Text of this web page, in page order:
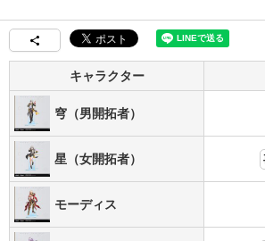
キャラクター
穹（男開拓者）
星（女開拓者）
モーディス